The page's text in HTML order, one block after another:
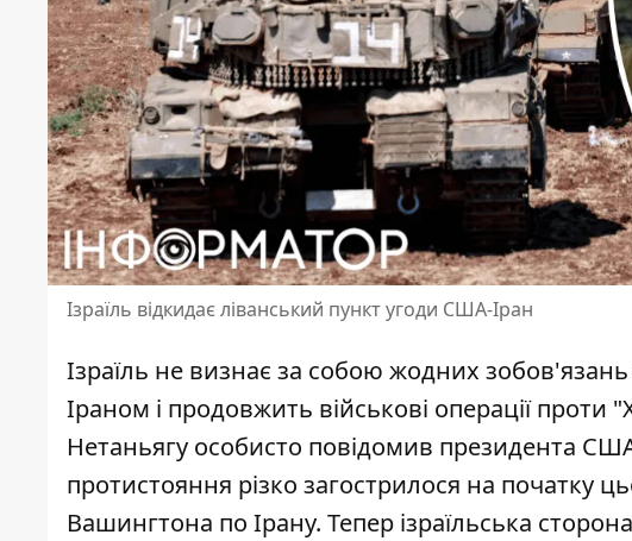
Ізраїль відкидає ліванський пункт угоди США-Іран
Ізраїль не визнає за собою жодних
Іраном і продовжить військові операції проти
Нетаньягу особисто повідомив президента
протистояння різко загострилося на початку
Вашингтона по Ірану. Тепер ізраїльська